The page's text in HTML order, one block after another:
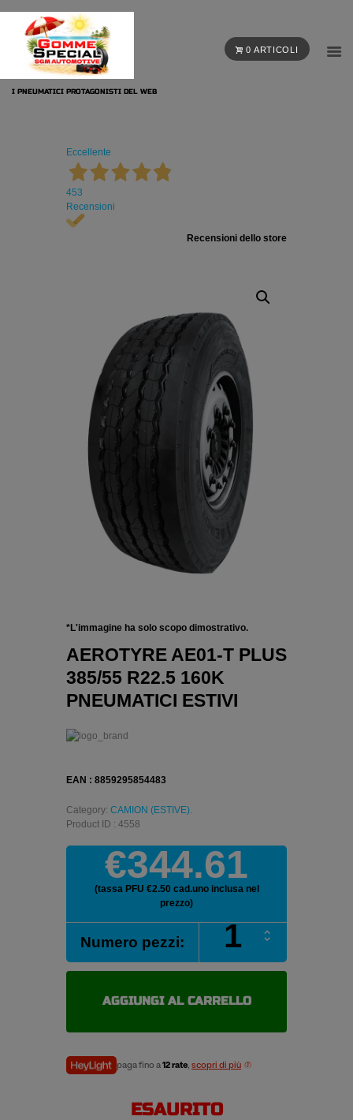
0 ARTICOLI
I PNEUMATICI PROTAGONISTI DEL WEB
Eccellente
453
Recensioni
Recensioni dello store
*L'immagine ha solo scopo dimostrativo.
AEROTYRE AE01-T PLUS
385/55 R22.5 160K
PNEUMATICI ESTIVI
EAN : 8859295854483
Category: CAMION (ESTIVE).
Product ID : 4558
€344.61
(tassa PFU €2.50 cad.uno inclusa nel
prezzo)
Numero pezzi:
AEROTYRE
AE01-
T
385/55
estivi
AGGIUNGI AL CARRELLO
paga fino a12 rate, scopri di più
ESAURITO